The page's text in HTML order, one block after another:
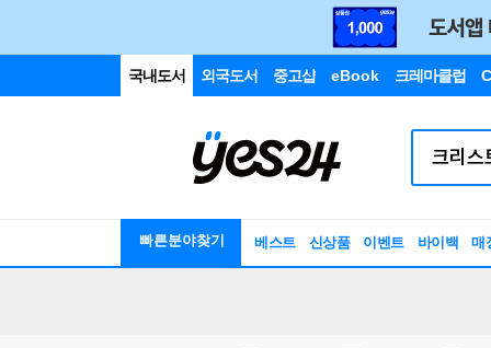
국내도서 외국도서 중고샵 eBook 크레마클럽
빠른분야찾기 베스트 신상품 이벤트 바이백 매